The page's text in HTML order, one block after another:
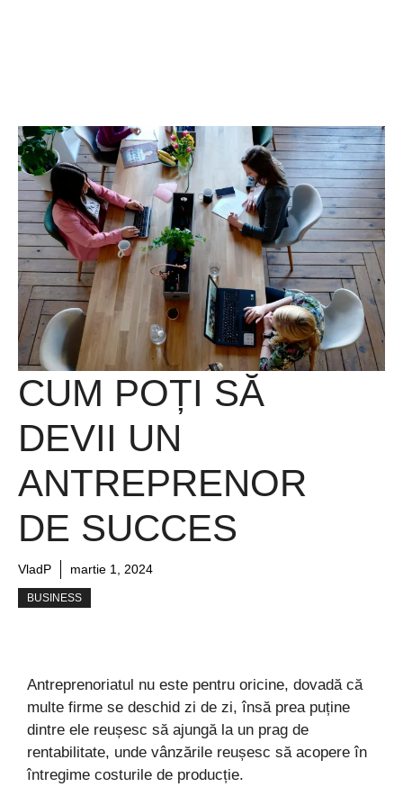
CUM POȚI SĂ
DEVII UN
ANTREPRENOR
DE SUCCES
VladP martie 1, 2024
BUSINESS
Antreprenoriatul nu este pentru oricine, dovadă că
multe firme se deschid zi de zi, însă prea puține
dintre ele reușesc să ajungă la un prag de
rentabilitate, unde vânzările reușesc să acopere în
întregime costurile de producție.